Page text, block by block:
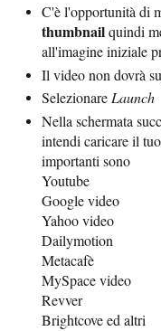
C'è l'opportunità di
thumbnailquindi
all'imagine iniziale
Il video non dovrà
SelezionareLaunch
Nella schermata
intendi caricare il
importanti sono
Youtube
Google video
Yahoo video
Dailymotion
Metacafè
MySpace video
Revver
Brightcove ed altri